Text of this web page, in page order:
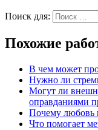
Поиск для:
Похожие
В чем может
Нужно ли
Могут ли
оправданиями
Почему любовь
Что помогает